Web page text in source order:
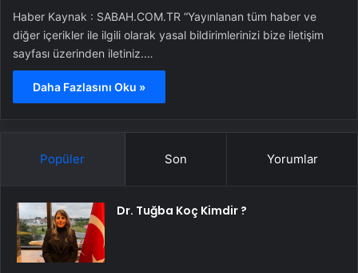
Haber Kaynak : SABAH.COM.TR “Yayınlanan tüm haber ve
diğer içerikler ile ilgili olarak yasal bildirimlerinizi bize iletişim
sayfası üzerinden iletiniz.…
Daha Fazlasını Oku »
Popüler Son Yorumlar
Dr. Tuğba Koç Kimdir ?